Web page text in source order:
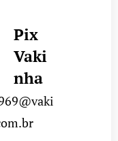
Pix
Vaki
nha